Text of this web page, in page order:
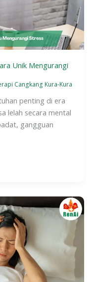
Unik Mengurangi
Cangkang Kura-Kura
penting di era
lelah secara mental
gangguan